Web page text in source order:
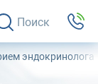
Поиск
эндокринолога